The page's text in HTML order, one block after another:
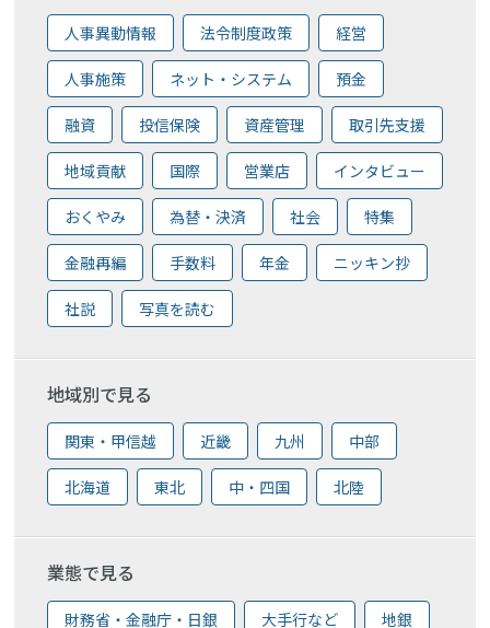
人事異動情報 法令制度政策 経営
人事施策 ネット・システム 預金
融資 投信保険 資産管理 取引先支援
地域貢献 国際 営業店 インタビュー
おくやみ 為替・決済 社会 特集
金融再編 手数料 年金 ニッキン抄
社説 写真を読む
地域別で見る
関東・甲信越 近畿 九州 中部
北海道 東北 中・四国 北陸
業態で見る
財務省・金融庁・日銀 大手行など 地銀